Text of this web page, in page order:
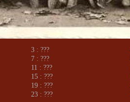
3 : ???
7 : ???
11 : ???
15 : ???
19 : ???
23 : ???